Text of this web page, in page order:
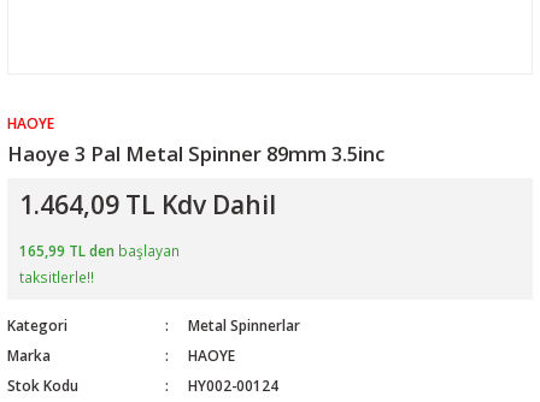
HAOYE
Haoye 3 Pal Metal Spinner 89mm 3.5inc
1.464,09 TL Kdv Dahil
165,99 TL den başlayan
taksitlerle!!
Kategori
Metal Spinnerlar
Marka
HAOYE
Stok Kodu
HY002-00124